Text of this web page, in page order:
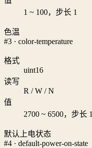
1 ~ 100，步长 1
色温
#3 · color-temperature
格式
uint16
读写
R / W / N
值
2700 ~ 6500，步长 1
默认上电状态
#4 · default-power-on-state